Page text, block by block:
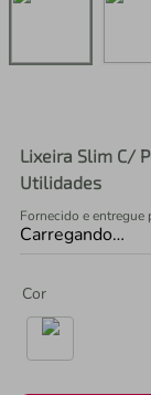
Lixeira Slim C/
Utilidades
Fornecido e entregue
Carregando…
Cor